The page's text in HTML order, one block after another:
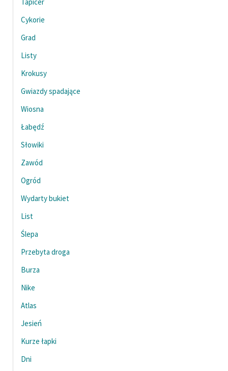
Regulamin darowizn
Informacja o treściach
wrażliwych
Deklaracja dostępności
Cykorie
Grad
Listy
Krokusy
Gwiazdy spadające
Wiosna
Łabędź
Słowiki
Zawód
Ogród
Wydarty bukiet
List
Ślepa
Przebyta droga
Burza
Nike
Atlas
Jesień
Kurze łapki
Dni